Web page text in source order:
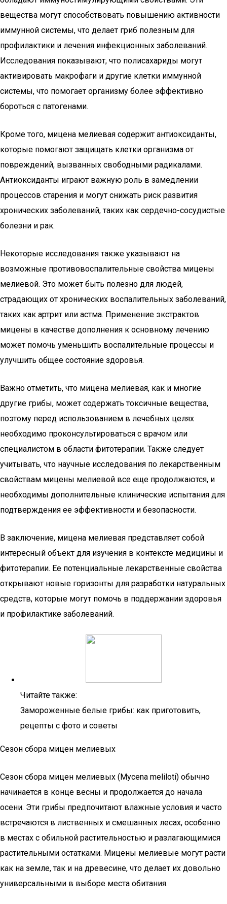
вещества могут способствовать повышению активности
иммунной системы, что делает гриб полезным для
профилактики и лечения инфекционных заболеваний.
Исследования показывают, что полисахариды могут
активировать макрофаги и другие клетки иммунной
системы, что помогает организму более эффективно
бороться с патогенами.
Кроме того, мицена мелиевая содержит антиоксиданты,
которые помогают защищать клетки организма от
повреждений, вызванных свободными радикалами.
Антиоксиданты играют важную роль в замедлении
процессов старения и могут снижать риск развития
хронических заболеваний, таких как сердечно-сосудистые
болезни и рак.
Некоторые исследования также указывают на
возможные противовоспалительные свойства мицены
мелиевой. Это может быть полезно для людей,
страдающих от хронических воспалительных заболеваний,
таких как артрит или астма. Применение экстрактов
мицены в качестве дополнения к основному лечению
может помочь уменьшить воспалительные процессы и
улучшить общее состояние здоровья.
Важно отметить, что мицена мелиевая, как и многие
другие грибы, может содержать токсичные вещества,
поэтому перед использованием в лечебных целях
необходимо проконсультироваться с врачом или
специалистом в области фитотерапии. Также следует
учитывать, что научные исследования по лекарственным
свойствам мицены мелиевой все еще продолжаются, и
необходимы дополнительные клинические испытания для
подтверждения ее эффективности и безопасности.
В заключение, мицена мелиевая представляет собой
интересный объект для изучения в контексте медицины и
фитотерапии. Ее потенциальные лекарственные свойства
открывают новые горизонты для разработки натуральных
средств, которые могут помочь в поддержании здоровья
и профилактике заболеваний.
Читайте также:
Замороженные белые грибы: как приготовить,
рецепты с фото и советы
Сезон сбора мицен мелиевых
Сезон сбора мицен мелиевых (Mycena meliloti) обычно
начинается в конце весны и продолжается до начала
осени. Эти грибы предпочитают влажные условия и часто
встречаются в лиственных и смешанных лесах, особенно
в местах с обильной растительностью и разлагающимися
растительными остатками. Мицены мелиевые могут расти
как на земле, так и на древесине, что делает их довольно
универсальными в выборе места обитания.